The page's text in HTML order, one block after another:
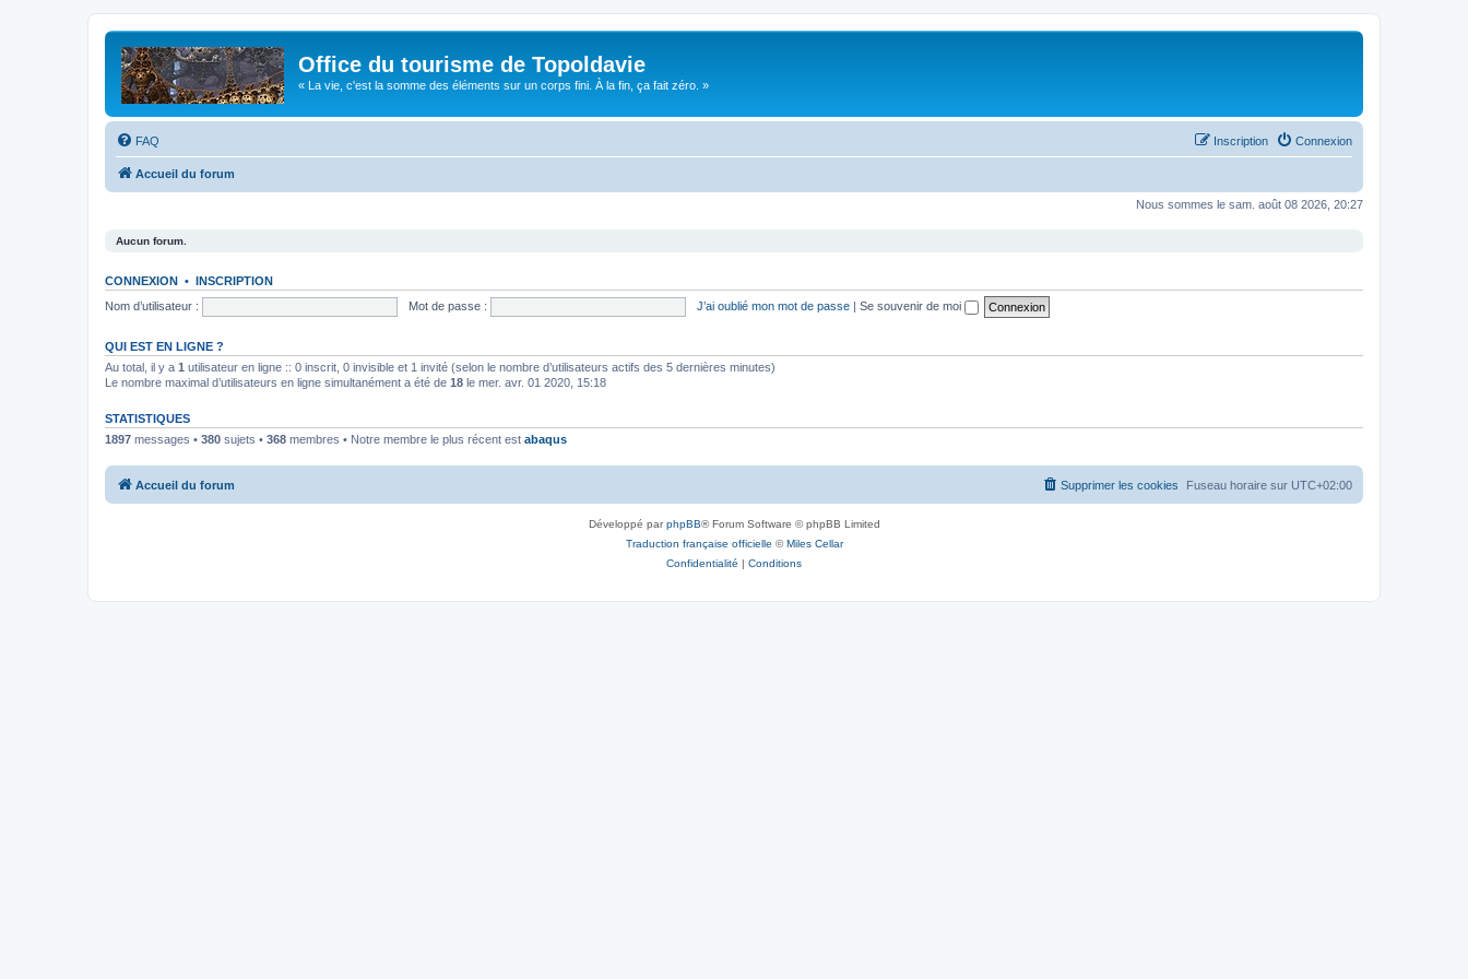
Office du tourisme de Topoldavie
« La vie, c'est la somme des éléments sur un corps fini. À la fin, ça fait zéro. »
FAQ Connexion
Inscription
Accueil du forum
Nous sommes le sam. août 08 2026, 20:27
Aucun forum.
CONNEXION • INSCRIPTION
Nom d’utilisateur :
Mot de passe : J’ai oublié mon mot de passe | Se souvenir de moi
QUI EST EN LIGNE ?
Au total, il y a 1 utilisateur en ligne :: 0 inscrit, 0 invisible et 1 invité (selon le nombre d’utilisateurs actifs des 5 dernières minutes)
Le nombre maximal d’utilisateurs en ligne simultanément a été de 18 le mer. avr. 01 2020, 15:18
STATISTIQUES
1897 messages • 380 sujets • 368 membres • Notre membre le plus récent est abaqus
Accueil du forum Fuseau horaire sur UTC+02:00
Supprimer les cookies
Développé parphpBB® Forum Software © phpBB Limited
Traduction française officielle ©Miles Cellar
Confidentialité | Conditions